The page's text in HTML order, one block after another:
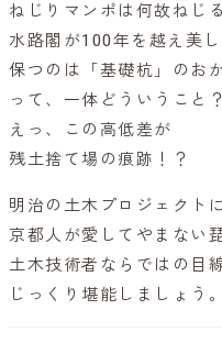
ねじりマンポは何故ねじ
水路閣が100年を越え美
保つのは「基礎杭」のお
って、一体どういうこと？
えっ、この高低差が
残土捨て場の痕跡！？
明治の土木プロジェクト
京都人が愛してやまない
土木技術者ならではの目
じっくり堪能しましょう。